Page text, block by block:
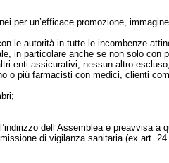
un’efficace promozione,
le autorità in tutte le incombenze
in particolare anche se non solo
enti assicurativi, nessun altro escluso;
o più farmacisti con medici, clienti
dell’Assemblea e preavvisa a
di vigilanza sanitaria (ex art. 24